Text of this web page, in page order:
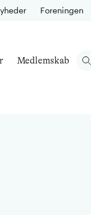
Foreningen
Medlemskab